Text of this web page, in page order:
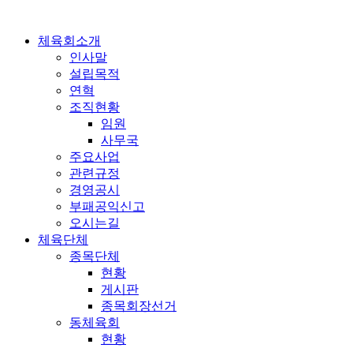
체육회소개
인사말
설립목적
연혁
조직현황
임원
사무국
주요사업
관련규정
경영공시
부패공익신고
오시는길
체육단체
종목단체
현황
게시판
종목회장선거
동체육회
현황